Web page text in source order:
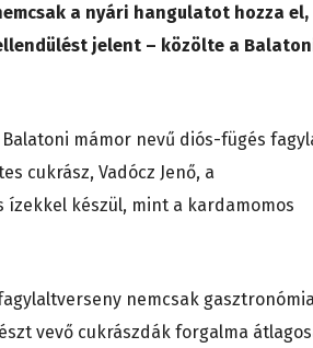
a nyári hangulatot hozza el,
jelent – közölte a
mámor nevű diós-fügés
cukrász, Vadócz Jenő, a
készül, mint a kardamomos
nemcsak
vevő cukrászdák forgalma